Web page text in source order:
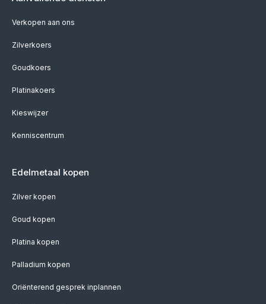
Verkopen aan ons
Zilverkoers
Goudkoers
Platinakoers
Kieswijzer
Kenniscentrum
Edelmetaal kopen
Zilver kopen
Goud kopen
Platina kopen
Palladium kopen
Oriënterend gesprek inplannen